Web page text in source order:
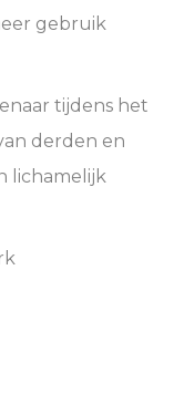
gebruik
tijdens het
derden en
lichamelijk